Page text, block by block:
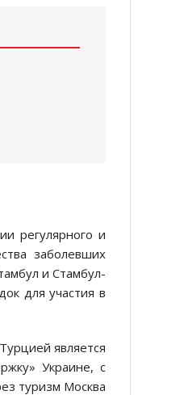
регулярного и
заболевших
и Стамбул-
для участия в
является
Украине, с
туризм Москва